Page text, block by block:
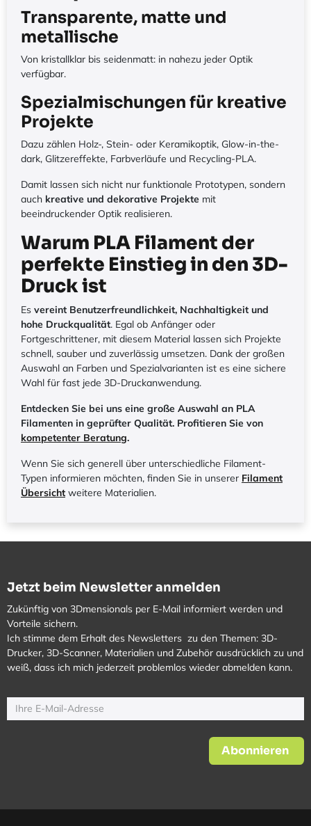
Transparente, matte und
metallische
Von kristallklar bis seidenmatt: in nahezu jeder Optik
verfügbar.
Spezialmischungen für kreative
Projekte
Dazu zählen Holz-, Stein- oder Keramikoptik, Glow-in-the-
dark, Glitzereffekte, Farbverläufe und Recycling-PLA.
Damit lassen sich nicht nur funktionale Prototypen, sondern
auch kreative und dekorative Projekte mit
beeindruckender Optik realisieren.
Warum PLA Filament der
perfekte Einstieg in den 3D-
Druck ist
Es vereint Benutzerfreundlichkeit, Nachhaltigkeit und
hohe Druckqualität. Egal ob Anfänger oder
Fortgeschrittener, mit diesem Material lassen sich Projekte
schnell, sauber und zuverlässig umsetzen. Dank der großen
Auswahl an Farben und Spezialvarianten ist es eine sichere
Wahl für fast jede 3D-Druckanwendung.
Entdecken Sie bei uns eine große Auswahl an PLA
Filamenten in geprüfter Qualität. Profitieren Sie von
kompetenter Beratung.
Wenn Sie sich generell über unterschiedliche Filament-
Typen informieren möchten, finden Sie in unserer Filament
Übersicht weitere Materialien.
Jetzt beim Newsletter anmelden
Zukünftig von 3Dmensionals per E-Mail informiert werden und
Vorteile sichern.
Ich stimme dem Erhalt des Newsletters zu den Themen: 3D-
Drucker, 3D-Scanner, Materialien und Zubehör ausdrücklich zu und
weiß, dass ich mich jederzeit problemlos wieder abmelden kann.
Abonnieren